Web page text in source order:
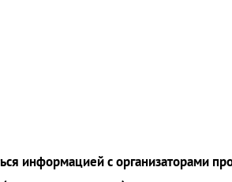
информацией с организаторами